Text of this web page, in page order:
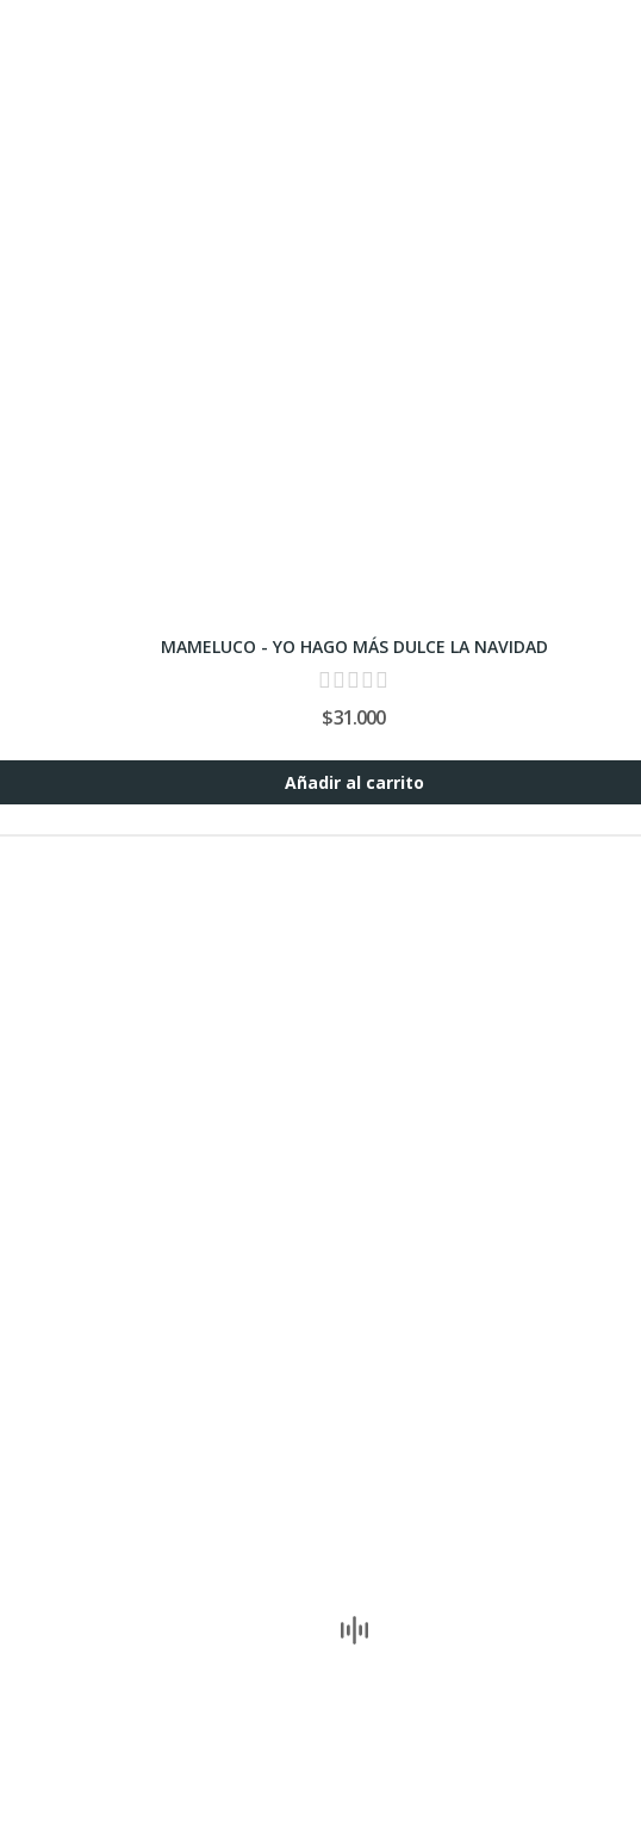
MAMELUCO - YO HAGO MÁS DULCE LA NAVIDAD
$31.000
Añadir al carrito